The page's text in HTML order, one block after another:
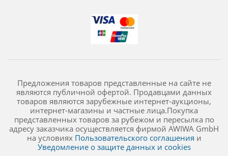
Предложения товаров представленные на сайте не
являются публичной офертой. Продавцами данных
товаров являются зарубежные интернет-аукционы,
интернет-магазины и частные лица.Покупка
представленных товаров за рубежом и пересылка по
адресу заказчика осуществляется фирмой AWIWA GmbH
на условиях Пользовательского соглашения и
Уведомление о защите данных и cookies